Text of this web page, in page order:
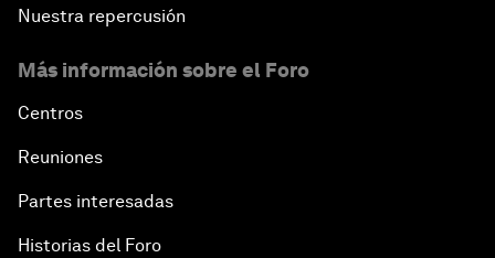
Nuestra repercusión
Más información sobre el Foro
Centros
Reuniones
Partes interesadas
Historias del Foro